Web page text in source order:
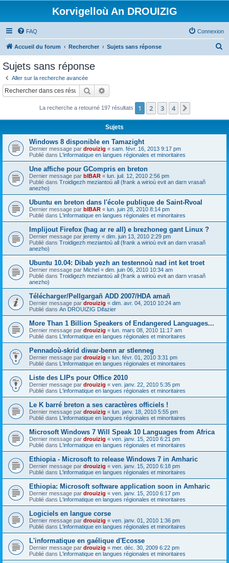
Korvigelloù An DROUIZIG
FAQ Connexion
Accueil du forum Rechercher Sujets sans réponse
c
Sujets sans réponse
Aller sur la recherche avancée
Rechercher
La recherche a retourné 197 résultats 1 2 3 4
Sujets
Windows 8 disponible en Tamazight
Dernier message par drouizig « sam. févr. 16, 2013 9:17 pm
Publié dans L'informatique en langues régionales et minoritaires
Une affiche pour GCompris en breton
Dernier message par bIBAR « lun. juil. 12, 2010 2:56 pm
Publié dans Troidigezh meziantoù all (frank a wirioù evit an darn vrasañ
anezho)
Ubuntu en breton dans l'école publique de Saint-Rvoal
Dernier message par bIBAR « lun. juin 28, 2010 8:14 pm
Publié dans L'informatique en langues régionales et minoritaires
Implijout Firefox (hag ar re all) e brezhoneg gant Linux ?
Dernier message par jeremy « dim. juin 13, 2010 2:29 pm
Publié dans Troidigezh meziantoù all (frank a wirioù evit an darn vrasañ
anezho)
Ubuntu 10.04: Dibab yezh an testennoù nad int ket troet
Dernier message par Michel « dim. juin 06, 2010 10:34 am
Publié dans Troidigezh meziantoù all (frank a wirioù evit an darn vrasañ
anezho)
Télécharger/Pellgargañ ADD 2007/HDA amañ
Dernier message par drouizig « dim. avr. 04, 2010 10:24 am
Publié dans An DROUIZIG Difazier
More Than 1 Billion Speakers of Endangered Languages...
Dernier message par drouizig « lun. mars 08, 2010 11:17 am
Publié dans L'informatique en langues régionales et minoritaires
Pennadoù-skrid diwar-benn ar stlenneg
Dernier message par drouizig « lun. févr. 01, 2010 3:31 pm
Publié dans L'informatique en langues régionales et minoritaires
Liste des LIPs pour Office 2010
Dernier message par drouizig « ven. janv. 22, 2010 5:35 pm
Publié dans L'informatique en langues régionales et minoritaires
Le K barré breton a ses caractères officiels !
Dernier message par drouizig « lun. janv. 18, 2010 5:55 pm
Publié dans L'informatique en langues régionales et minoritaires
Microsoft Windows 7 Will Speak 10 Languages from Africa
Dernier message par drouizig « ven. janv. 15, 2010 6:21 pm
Publié dans L'informatique en langues régionales et minoritaires
Ethiopia - Microsoft to release Windows 7 in Amharic
Dernier message par drouizig « ven. janv. 15, 2010 6:18 pm
Publié dans L'informatique en langues régionales et minoritaires
Ethiopia: Microsoft software application soon in Amharic
Dernier message par drouizig « ven. janv. 15, 2010 6:17 pm
Publié dans L'informatique en langues régionales et minoritaires
Logiciels en langue corse
Dernier message par drouizig « ven. janv. 01, 2010 1:36 pm
Publié dans L'informatique en langues régionales et minoritaires
L'informatique en gaélique d'Ecosse
Dernier message par drouizig « mer. déc. 30, 2009 6:22 pm
Publié dans L'informatique en langues régionales et minoritaires